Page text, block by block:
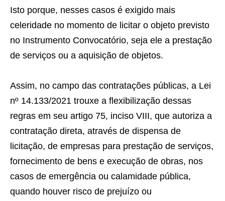
Isto porque, nesses casos é exigido mais
celeridade no momento de licitar o objeto previsto
no Instrumento Convocatório, seja ele a prestação
de serviços ou a aquisição de objetos.
Assim, no campo das contratações públicas, a Lei
nº 14.133/2021 trouxe a flexibilização dessas
regras em seu artigo 75, inciso VIII, que autoriza a
contratação direta, através de dispensa de
licitação, de empresas para prestação de serviços,
fornecimento de bens e execução de obras, nos
casos de emergência ou calamidade pública,
quando houver risco de prejuízo ou